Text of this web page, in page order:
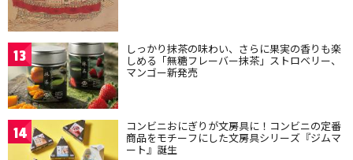
13 しっかり抹茶の味わい、さらに果実の香りも楽
しめる「無糖フレーバー抹茶」ストロベリー、
マンゴー新発売
14 コンビニおにぎりが文房具に！コンビニの定番
商品をモチーフにした文房具シリーズ『ジムマ
ート』誕生